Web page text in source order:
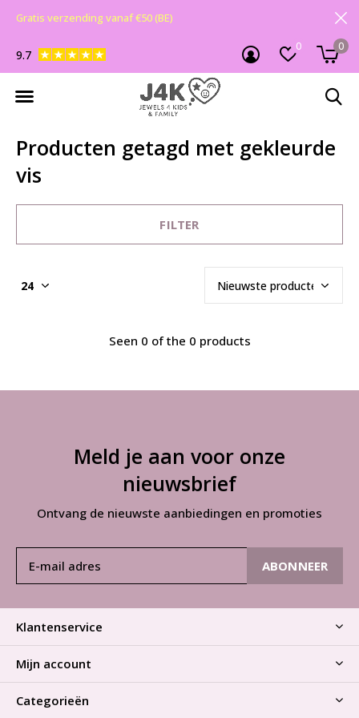
0 0
9.7
Gratis verzending vanaf €50 (BE)
Producten getagd met gekleurde
vis
FILTER
Seen 0 of the 0 products
Meld je aan voor onze
nieuwsbrief
Ontvang de nieuwste aanbiedingen en promoties
ABONNEER
Klantenservice
Mijn account
Categorieën